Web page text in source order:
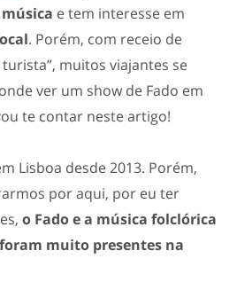
e tem interesse em
. Porém, com receio de
muitos viajantes se
ver um show de Fado em
te contar neste artigo!
Lisboa desde 2013. Porém,
por aqui, por eu ter
o Fado e a música folclórica
muito presentes na